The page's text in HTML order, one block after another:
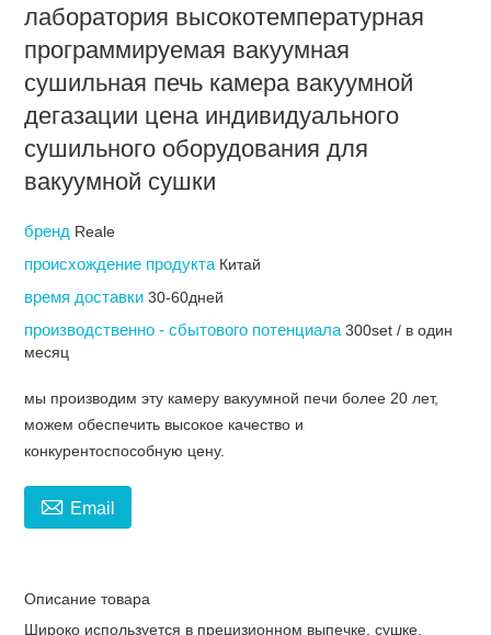
лаборатория высокотемпературная
программируемая вакуумная
сушильная печь камера вакуумной
дегазации цена индивидуального
сушильного оборудования для
вакуумной сушки
бренд Reale
происхождение продукта Китай
время доставки30-60дней
производственно - сбытового потенциала300set / в один
месяц
мы производим эту камеру вакуумной печи более 20 лет,
можем обеспечить высокое качество и
конкурентоспособную цену.
 Email
Описание товара
Широко используется в прецизионном выпечке, сушке.